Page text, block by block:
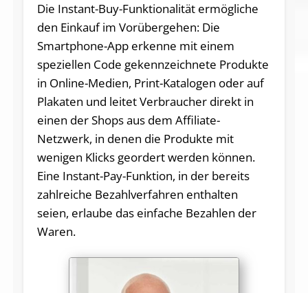
Die Instant-Buy-Funktionalität ermögliche
den Einkauf im Vorübergehen: Die
Smartphone-App erkenne mit einem
speziellen Code gekennzeichnete Produkte
in Online-Medien, Print-Katalogen oder auf
Plakaten und leitet Verbraucher direkt in
einen der Shops aus dem Affiliate-
Netzwerk, in denen die Produkte mit
wenigen Klicks geordert werden können.
Eine Instant-Pay-Funktion, in der bereits
zahlreiche Bezahlverfahren enthalten
seien, erlaube das einfache Bezahlen der
Waren.